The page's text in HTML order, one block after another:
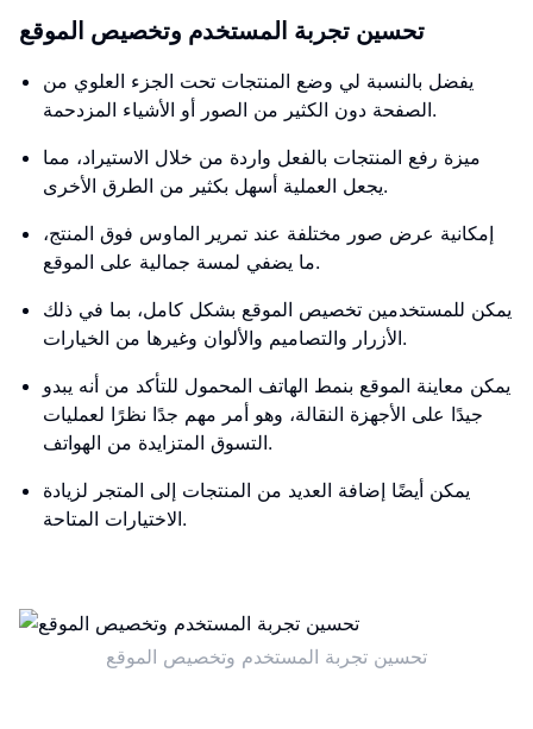
تحسين تجربة المستخدم وتخصيص الموقع
يفضل بالنسبة لي وضع المنتجات تحت الجزء العلوي من
الصفحة دون الكثير من الصور أو الأشياء المزدحمة.
ميزة رفع المنتجات بالفعل واردة من خلال الاستيراد، مما
يجعل العملية أسهل بكثير من الطرق الأخرى.
إمكانية عرض صور مختلفة عند تمرير الماوس فوق المنتج،
ما يضفي لمسة جمالية على الموقع.
يمكن للمستخدمين تخصيص الموقع بشكل كامل، بما في ذلك
الأزرار والتصاميم والألوان وغيرها من الخيارات.
يمكن معاينة الموقع بنمط الهاتف المحمول للتأكد من أنه يبدو
جيدًا على الأجهزة النقالة، وهو أمر مهم جدًا نظرًا لعمليات
التسوق المتزايدة من الهواتف.
يمكن أيضًا إضافة العديد من المنتجات إلى المتجر لزيادة
الاختيارات المتاحة.
تحسين تجربة المستخدم وتخصيص الموقع